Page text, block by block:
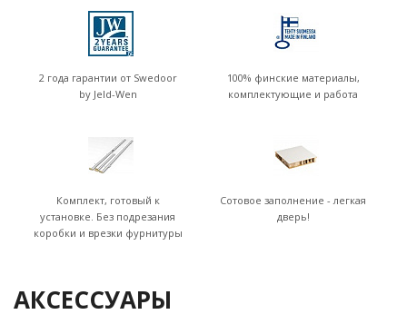
2 года гарантии от Swedoor
by Jeld-Wen
100% финские материалы,
комплектующие и работа
Комплект, готовый к
установке. Без подрезания
коробки и врезки фурнитуры
Сотовое заполнение - легкая
дверь!
АКСЕССУАРЫ